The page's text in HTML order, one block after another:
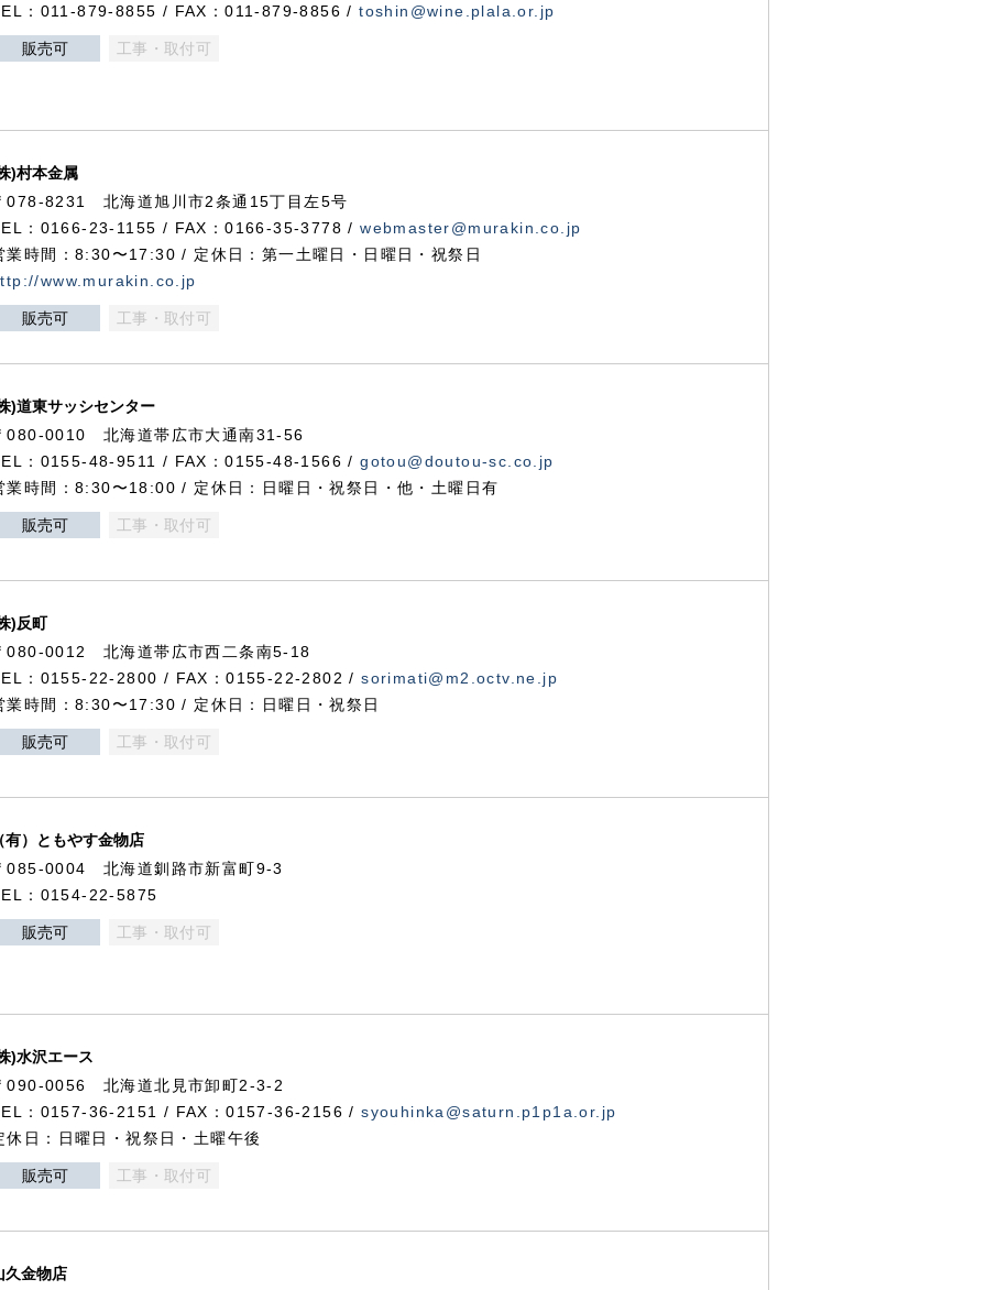
：011-879-8855 / FAX：011-879-8856 /toshin@wine.plala.or.jp
販売可 工事・取付可
)村本金属
078-8231 北海道旭川市2条通15丁目左5号
：0166-23-1155 / FAX：0166-35-3778 /webmaster@murakin.co.jp
業時間：8:30〜17:30 / 定休日：第一土曜日・日曜日・祝祭日
www.murakin.co.jp
販売可 工事・取付可
)道東サッシセンター
080-0010 北海道帯広市大通南31-56
：0155-48-9511 / FAX：0155-48-1566 /gotou@doutou-sc.co.jp
業時間：8:30〜18:00 / 定休日：日曜日・祝祭日・他・土曜日有
販売可 工事・取付可
)反町
080-0012 北海道帯広市西二条南5-18
：0155-22-2800 / FAX：0155-22-2802 /sorimati@m2.octv.ne.jp
業時間：8:30〜17:30 / 定休日：日曜日・祝祭日
販売可 工事・取付可
有）ともやす金物店
085-0004 北海道釧路市新富町9-3
：0154-22-5875
販売可 工事・取付可
)水沢エース
090-0056 北海道北見市卸町2-3-2
：0157-36-2151 / FAX：0157-36-2156 /syouhinka@saturn.p1p1a.or.jp
休日：日曜日・祝祭日・土曜午後
販売可 工事・取付可
久金物店